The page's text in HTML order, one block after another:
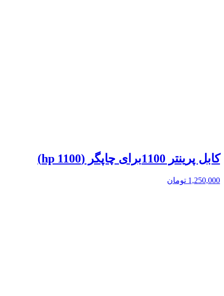
کابل پرینتر 1100برای چاپگر (hp 1100)
1,250,000 تومان